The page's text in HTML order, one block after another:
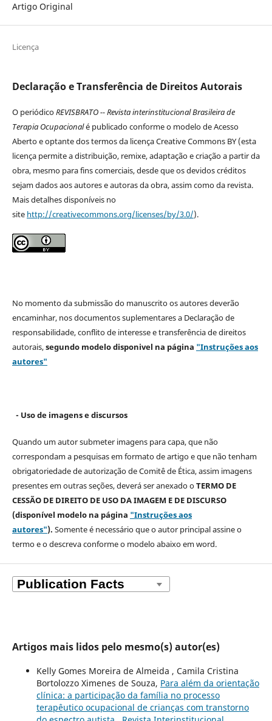
Artigo Original
Licença
Declaração e Transferência de Direitos Autorais
O periódicoREVISBRATO -- Revista interinstitucional Brasileira de
Terapia Ocupacionalé publicado conforme o modelo de Acesso
Aberto e optante dos termos da licença Creative Commons BY (esta
licença permite a distribuição, remixe, adaptação e criação a partir da
obra, mesmo para fins comerciais, desde que os devidos créditos
sejam dados aos autores e autoras da obra, assim como da revista.
Mais detalhes disponíveis no
site http://creativecommons.org/licenses/by/3.0/).
No momento da submissão do manuscrito os autores deverão
encaminhar, nos documentos suplementares a Declaração de
responsabilidade, conflito de interesse e transferência de direitos
autorais,segundo modelodisponivel na página "Instruções aos
autores"
- Uso de imagens e discursos
Quando um autor submeter imagens para capa, que não
correspondam a pesquisas em formato de artigo e que não tenham
obrigatoriedade de autorização de Comitê de Ética, assim imagens
presentes em outras seções, deverá ser anexado oTERMO DE
CESSÃO DE DIREITO DE USO DA IMAGEM E DE DISCURSO
(disponível modelo na página "Instruções aos
autores"). Somente é necessário que o autor principal assine o
termo e o descrevaconforme o modelo abaixo em word.
Artigos mais lidos pelo mesmo(s) autor(es)
Kelly Gomes Moreira de Almeida , Camila Cristina
Bortolozzo Ximenes de Souza, Para além da orientação
clínica: a participação da família no processo
terapêutico ocupacional de crianças com transtorno